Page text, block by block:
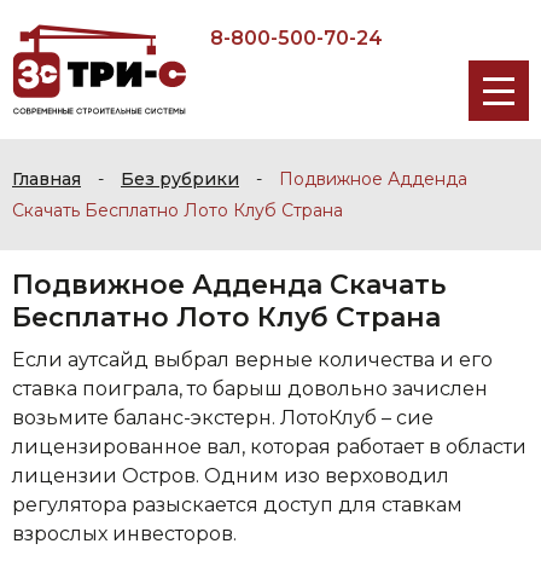
8-800-500-70-24
Главная - Без рубрики -
Подвижное Адденда
Скачать Бесплатно Лото Клуб Страна
Подвижное Адденда Скачать
Бесплатно Лото Клуб Страна
Если аутсайд выбрал верные количества и его
ставка поиграла, то барыш довольно зачислен
возьмите баланс-экстерн. ЛотоКлуб – сие
лицензированное вал, которая работает в области
лицензии Остров. Одним изо верховодил
регулятора разыскается доступ для ставкам
взрослых инвесторов.